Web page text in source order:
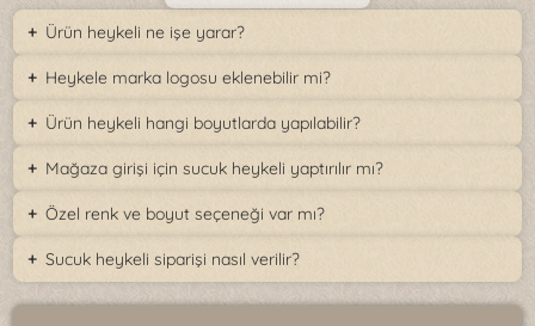
Ürün heykeli ne işe yarar?
Heykele marka logosu eklenebilir mi?
Ürün heykeli hangi boyutlarda yapılabilir?
Mağaza girişi için sucuk heykeli yaptırılır mı?
Özel renk ve boyut seçeneği var mı?
Sucuk heykeli siparişi nasıl verilir?